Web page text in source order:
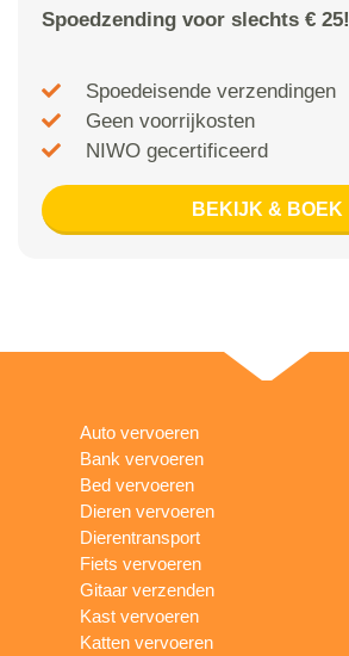
Spoedzending voor slechts € 25!
Spoedeisende verzendingen
Geen voorrijkosten
NIWO gecertificeerd
BEKIJK & BOEK
Auto vervoeren
Bank vervoeren
Bed vervoeren
Dieren vervoeren
Dierentransport
Fiets vervoeren
Gitaar verzenden
Kast vervoeren
Katten vervoeren